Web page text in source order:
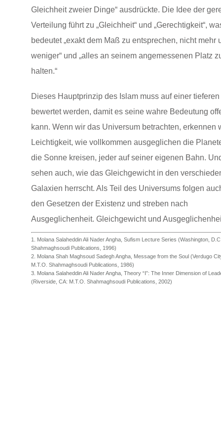
Gleichheit zweier Dinge“ ausdrückte. Die Idee der
Verteilung führt zu „Gleichheit“ und „Gerechtigkeit“,
bedeutet „exakt dem Maß zu entsprechen, nicht mehr
weniger“ und „alles an seinem angemessenen Platz
halten.“
Dieses Hauptprinzip des Islam muss auf einer
bewertet werden, damit es seine wahre Bedeutung
kann. Wenn wir das Universum betrachten, erkennen
Leichtigkeit, wie vollkommen ausgeglichen die
die Sonne kreisen, jeder auf seiner eigenen Bahn.
sehen auch, wie das Gleichgewicht in den
Galaxien herrscht. Als Teil des Universums folgen
den Gesetzen der Existenz und streben nach
Ausgeglichenheit. Gleichgewicht und
gewährleisten Stabilität und resultieren aus einem
unveränderlichen Zentrum. 1
„Wir haben doch unsere Gesandten mit den klaren
1. Molana Salaheddin Ali Nader Angha, Sufism Lecture Series (Washington,
Shahmaghsoudi Publications, 1996)
2. Molana Shah Maghsoud Sadegh Angha, Message from the Soul (Verdugo
M.T.O. Shahmaghsoudi Publications, 1986)
3. Molana Salaheddin Ali Nader Angha, Theory “I”: The Inner Dimension of
(Riverside, CA: M.T.O. Shahmaghsoudi Publications, 2002)